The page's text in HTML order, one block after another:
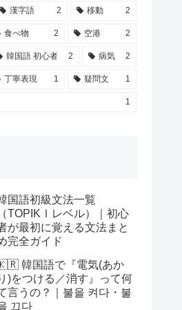
漢字語 2 移動 2
食べ物 2 空港 2
韓国語 初心者 2 病気 2
丁寧表現 1 疑問文 1
1
国語初級文法一覧
（TOPIKⅠレベル）｜初心
が最初に覚える文法まと
完全ガイド
韓国語で『電気(あか
)をつける／消す』って何
言うの？｜불을 켜다・불
끄다